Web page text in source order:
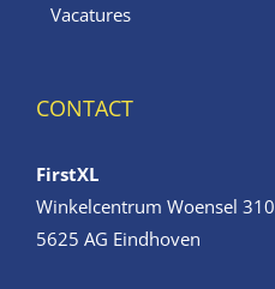
Vacatures
CONTACT
FirstXL
Winkelcentrum Woensel 310
5625 AG Eindhoven